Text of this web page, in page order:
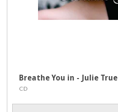
Breathe You in - Julie True
CD